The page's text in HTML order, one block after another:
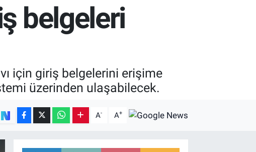
BİST100
13.779
%-14
belgeleri
için giriş belgelerini erişime
üzerinden ulaşabilecek.
A- A+